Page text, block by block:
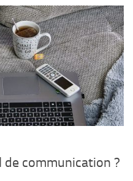
de communication ?